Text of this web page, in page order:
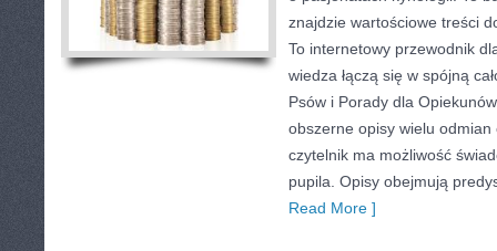
znajdzie wartościowe treści
To internetowy przewodnik
wiedza łączą się w spójną
Psów i Porady dla
obszerne opisy wielu
czytelnik ma możliwość
pupila. Opisy obejmują
Read More ]